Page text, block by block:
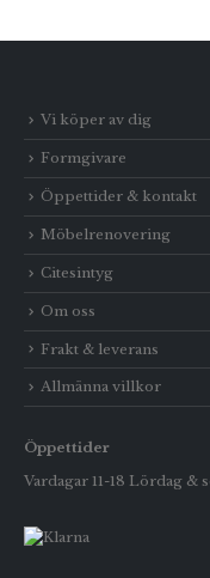
Vi köper av dig
Formgivare
Öppettider & kontakt
Möbelrenovering
Citesintyg
Om oss
Frakt & leverans
Allmänna villkor
Öppettider
Vardagar 11-18 Lördag &